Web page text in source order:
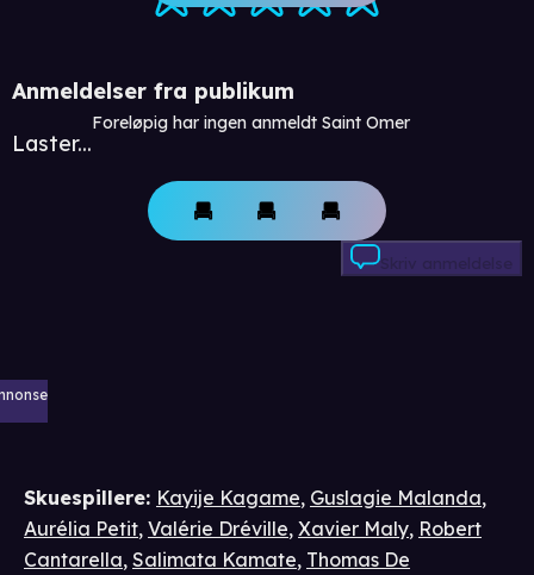
Anmeldelser fra publikum
Laster...
Foreløpig har ingen anmeldt Saint Omer
Skriv anmeldelse
Skuespillere: Kayije Kagame, Guslagie Malanda,
Aurélia Petit, Valérie Dréville, Xavier Maly, Robert
Cantarella, Salimata Kamate, Thomas De